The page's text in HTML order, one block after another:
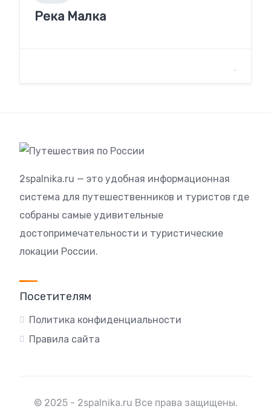
Река Малка
2spalnika.ru — это удобная информационная
система для путешественников и туристов где
собраны самые удивительные
достопримечательности и туристические
локации России.
Посетителям
Политика конфиденциальности
Правила сайта
© 2025 - 2spalnika.ru Все права защищены.